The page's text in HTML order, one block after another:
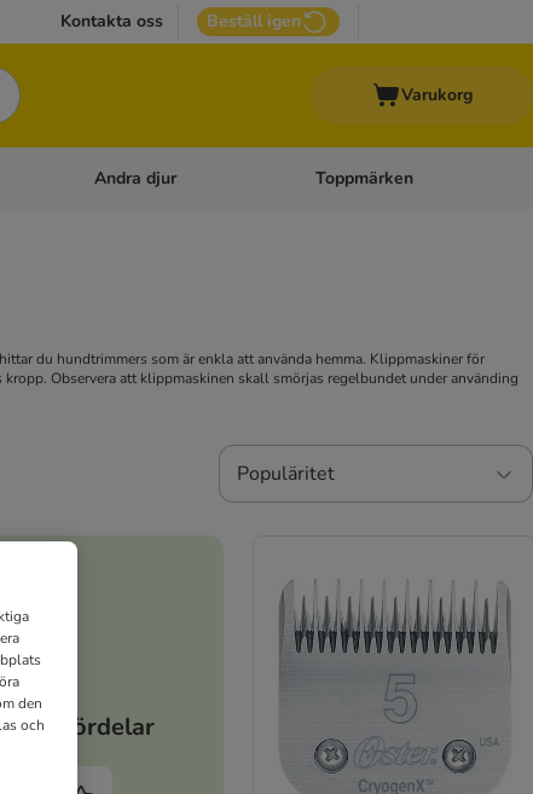
Kontakta oss Beställ igen
Varukorg
Open category menu: Veterinärfoder
Andra djur Open category menu: Andra
Toppmärken
du hundtrimmers som är enkla att använda hemma. Klippmaskiner för
Observera att klippmaskinen skall smörjas regelbundet under använding
Populäritet
Dina fördelar
den
och